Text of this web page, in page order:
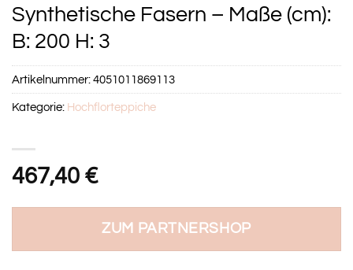
Synthetische Fasern – Maße (cm):
B: 200 H: 3
467,40 €
ZUM PARTNERSHOP
Artikelnummer:4051011869113
Kategorie: Hochflorteppiche